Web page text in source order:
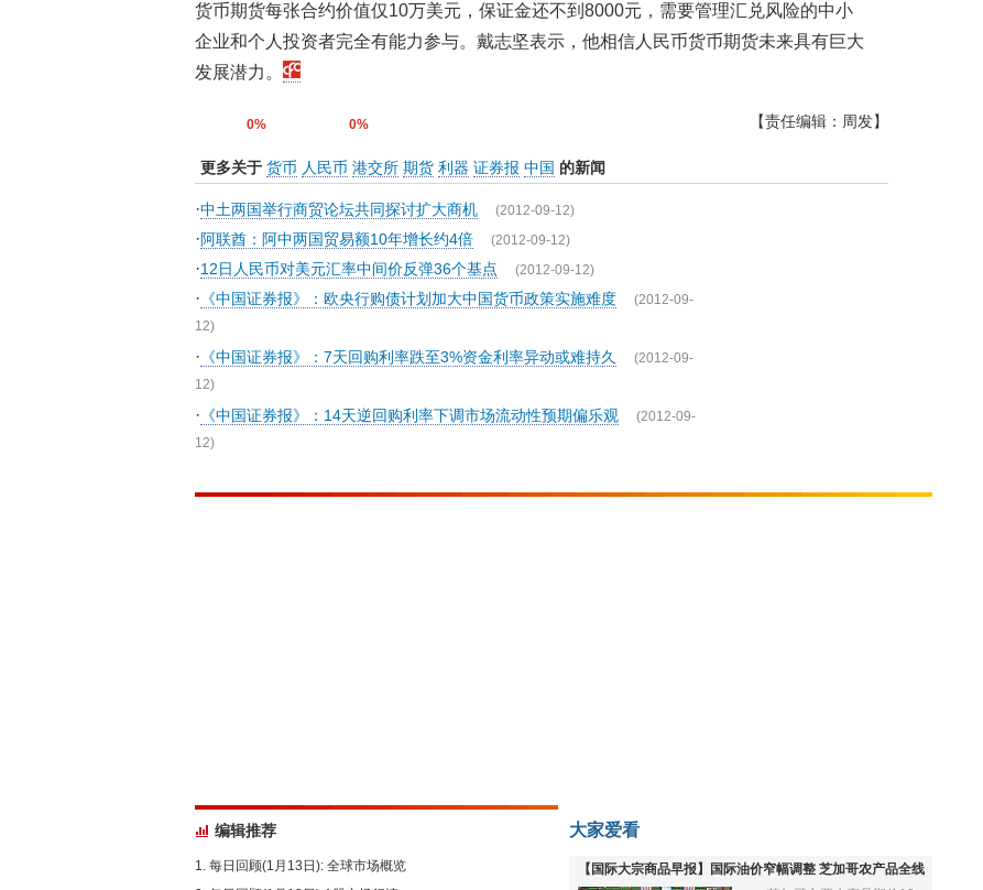
货币期货每张合约价值仅10万美元，保证金还不到8000元，需要管理汇兑风险的中小
企业和个人投资者完全有能力参与。戴志坚表示，他相信人民币货币期货未来具有巨大
发展潜力。
0% 0% 【责任编辑：周发】
更多关于 货币 人民币 港交所 期货 利器 证券报 中国 的新闻
·中土两国举行商贸论坛共同探讨扩大商机 (2012-09-12)
·阿联酋：阿中两国贸易额10年增长约4倍 (2012-09-12)
·12日人民币对美元汇率中间价反弹36个基点 (2012-09-12)
· 《中国证券报》：欧央行购债计划加大中国货币政策实施难度 (2012-09-
12)
· 《中国证券报》：7天回购利率跌至3%资金利率异动或难持久 (2012-09-
12)
· 《中国证券报》：14天逆回购利率下调市场流动性预期偏乐观 (2012-09-
12)
编辑推荐
每日回顾(1月13日): 全球市场概览
大家爱看
【国际大宗商品早报】国际油价窄幅调整 芝加哥农产品全线